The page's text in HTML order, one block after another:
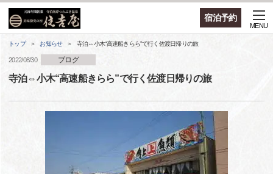
宿泊予約
MENU
トップ お知らせ 寺泊⇔小木“高速船きらら”で行く佐渡日帰りの旅
2022/08/30 ブログ
寺泊⇔小木“高速船きらら”で行く佐渡日帰りの旅